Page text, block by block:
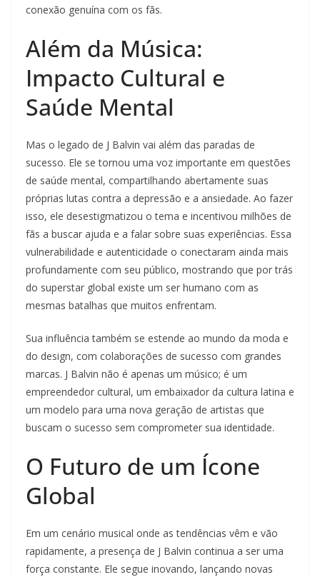
conexão genuína com os fãs.
Além da Música:
Impacto Cultural e
Saúde Mental
Mas o legado de J Balvin vai além das paradas de
sucesso. Ele se tornou uma voz importante em questões
de saúde mental, compartilhando abertamente suas
próprias lutas contra a depressão e a ansiedade. Ao fazer
isso, ele desestigmatizou o tema e incentivou milhões de
fãs a buscar ajuda e a falar sobre suas experiências. Essa
vulnerabilidade e autenticidade o conectaram ainda mais
profundamente com seu público, mostrando que por trás
do superstar global existe um ser humano com as
mesmas batalhas que muitos enfrentam.
Sua influência também se estende ao mundo da moda e
do design, com colaborações de sucesso com grandes
marcas. J Balvin não é apenas um músico; é um
empreendedor cultural, um embaixador da cultura latina e
um modelo para uma nova geração de artistas que
buscam o sucesso sem comprometer sua identidade.
O Futuro de um Ícone
Global
Em um cenário musical onde as tendências vêm e vão
rapidamente, a presença de J Balvin continua a ser uma
força constante. Ele segue inovando, lançando novas